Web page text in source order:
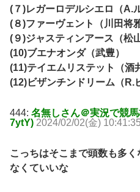
(７)レガーロデルシエロ（A.
(８)ファーヴェント（川田将雅
(９)ジャスティンアース（松
(10)ブエナオンダ（武豊）
(11)テイエムリステット（酒
(12)ビザンチンドリーム（R.
444: 名無しさん＠実況で競
7ytY) 2024/02/02(金)
こっちはそこまで頭数も多
なくていいな